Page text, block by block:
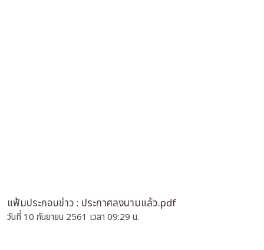
แฟ้มประกอบข่าว : ประกาศลงนามแล้ว.pdf
วันที่ 10 กันยายน 2561 เวลา 09:29 น.